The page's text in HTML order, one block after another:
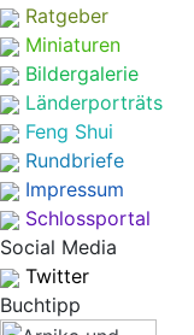
Ratgeber
Miniaturen
Bildergalerie
Länderporträts
Feng Shui
Rundbriefe
Impressum
Schlossportal
Social Media
Twitter
Buchtipp